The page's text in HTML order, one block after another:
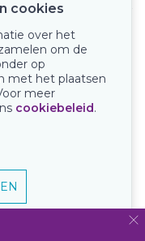
cookies
over het
om de
op
met het plaatsen
meer
cookiebeleid.